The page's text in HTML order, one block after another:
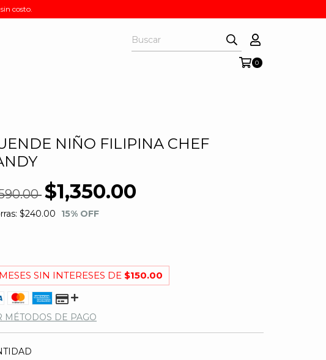
costo.
0
NIÑO FILIPINA CHEF
$1,350.00
$240.00 15% OFF
MESES SIN INTERESES DE $150.00
MÉTODOS DE PAGO